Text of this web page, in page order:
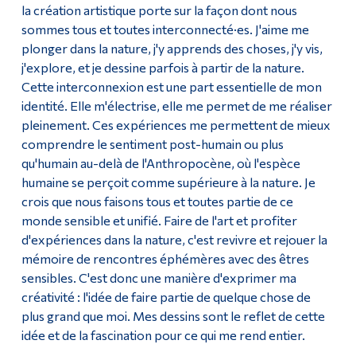
la création artistique porte sur la façon dont nous
sommes tous et toutes interconnecté·es. J'aime me
plonger dans la nature, j'y apprends des choses, j'y vis,
j'explore, et je dessine parfois à partir de la nature.
Cette interconnexion est une part essentielle de mon
identité. Elle m'électrise, elle me permet de me réaliser
pleinement. Ces expériences me permettent de mieux
comprendre le sentiment post-humain ou plus
qu'humain au-delà de l'Anthropocène, où l'espèce
humaine se perçoit comme supérieure à la nature. Je
crois que nous faisons tous et toutes partie de ce
monde sensible et unifié. Faire de l'art et profiter
d'expériences dans la nature, c'est revivre et rejouer la
mémoire de rencontres éphémères avec des êtres
sensibles. C'est donc une manière d'exprimer ma
créativité : l'idée de faire partie de quelque chose de
plus grand que moi. Mes dessins sont le reflet de cette
idée et de la fascination pour ce qui me rend entier.